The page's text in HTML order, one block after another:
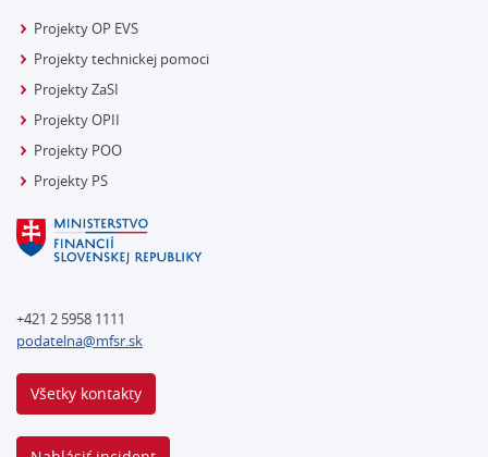
Projekty OP EVS
Projekty technickej pomoci
Projekty ZaSI
Projekty OPII
Projekty POO
Projekty PS
+421 2 5958 1111
podatelna@mfsr.sk
Všetky kontakty